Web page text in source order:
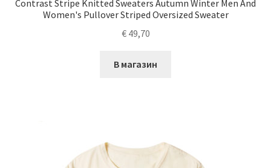
Contrast Stripe Knitted Sweaters Autumn Winter Men And
Women's Pullover Striped Oversized Sweater
€49,70
В магазин